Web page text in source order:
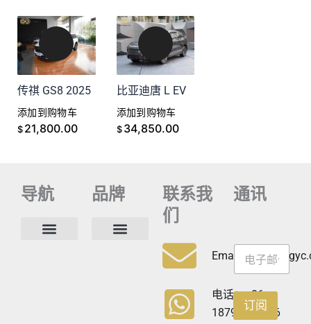
传祺 GS8 2025
$ 21,800.00
添加到购物车
比亚迪唐 L EV
$ 34,850.00
添加到购物车
导航 品牌
联系我
们
电话：+86
18790570716
通讯
通
讯
通
订阅